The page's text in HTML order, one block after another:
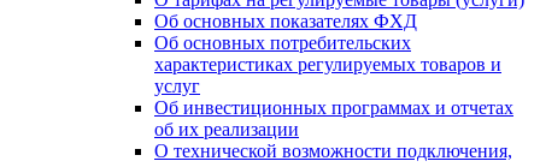
Об основных показателях ФХД
Об основных потребительских
характеристиках регулируемых товаров и
услуг
Об инвестиционных программах и отчетах
об их реализации
О технической возможности подключения,